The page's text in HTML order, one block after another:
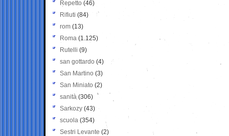
Repetto (46)
Rifiuti (84)
rom (13)
Roma (1.125)
Rutelli (9)
san gottardo (4)
San Martino (3)
San Miniato (2)
sanità (306)
Sarkozy (43)
scuola (354)
Sestri Levante (2)